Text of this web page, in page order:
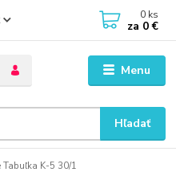
Menu
Hľadať
0 ks
za 0 €
Tabuľka K-5 30/1